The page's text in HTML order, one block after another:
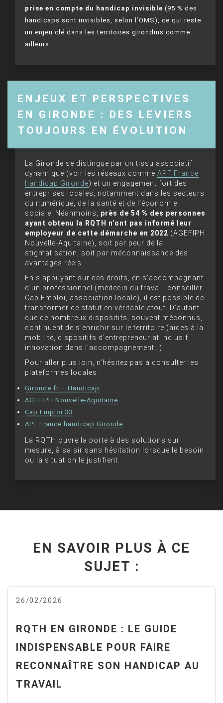
prise en compte du handicap invisible (95 % des
handicaps sont invisibles, selon l’OMS), ce qui reste
un enjeu clé dans les territoires girondins comme
ailleurs.
ENJEUX ET PERSPECTIVES
EN GIRONDE : DES LEVIERS
TOUJOURS EN ÉVOLUTION
La Gironde se distingue par un tissu associatif
dynamique (voir les réseaux comme APF France
handicap Gironde) et un engagement fort des
entreprises locales, notamment dans les secteurs
du numérique, de la santé et de l’économie
sociale. Néanmoins, près de 54 % des personnes
ayant obtenu la RQTH n’ont pas informé leur
employeur de cette démarche en 2022 (AGEFIPH
Nouvelle-Aquitaine), soit par peur de la
stigmatisation, soit par méconnaissance des
avantages réels.
En s’appuyant sur ces droits, en s’accompagnant
d’un professionnel (médecin du travail, conseiller
Cap Emploi, association locale), il est possible de
transformer ce statut en véritable atout. D’autant
que de nombreux dispositifs, souvent méconnus,
continuent de s’enrichir sur le territoire (aides à la
mobilité, dispositifs d’entrepreneuriat inclusif,
innovation dans l’accompagnement…).
Pour aller plus loin, n’hésitez pas à consulter les
plateformes locales :
Gironde.fr – Handicap
AGEFIPH Nouvelle-Aquitaine
Cap Emploi 33
APF France handicap Gironde
La RQTH ouvre la porte à des solutions sur
mesure, à saisir sans hésitation lorsque le besoin
ou la situation le justifient.
EN SAVOIR PLUS À CE
SUJET :
26/02/2026
RQTH EN GIRONDE : LE GUIDE
INDISPENSABLE POUR FAIRE
RECONNAÎTRE SON HANDICAP AU
TRAVAIL